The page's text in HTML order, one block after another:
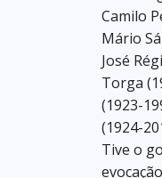
Camilo
Mário
José
Torga
(1923-
(1924-
Tive o